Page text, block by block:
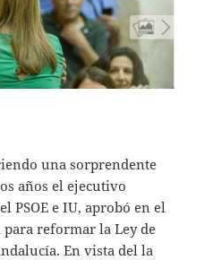
una sorprendente
años el ejecutivo
PSOE e IU, aprobó en el
reformar la Ley de
En vista del la